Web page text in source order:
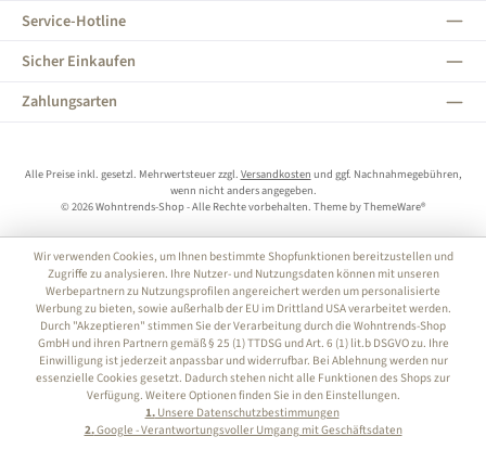
Service-Hotline
Sicher Einkaufen
Zahlungsarten
Alle Preise inkl. gesetzl. Mehrwertsteuer zzgl. Versandkosten und ggf. Nachnahmegebühren,
wenn nicht anders angegeben.
© 2026 Wohntrends-Shop - Alle Rechte vorbehalten. Theme byThemeWare®
Wir verwenden Cookies, um Ihnen bestimmte Shopfunktionen bereitzustellen und
Zugriffe zu analysieren. Ihre Nutzer- und Nutzungsdaten können mit unseren
Werbepartnern zu Nutzungsprofilen angereichert werden um personalisierte
Werbung zu bieten, sowie außerhalb der EU im Drittland USA verarbeitet werden.
Durch "Akzeptieren" stimmen Sie der Verarbeitung durch die Wohntrends-Shop
GmbH und ihren Partnern gemäß § 25 (1) TTDSG und Art. 6 (1) lit.b DSGVO zu. Ihre
Einwilligung ist jederzeit anpassbar und widerrufbar. Bei Ablehnung werden nur
essenzielle Cookies gesetzt. Dadurch stehen nicht alle Funktionen des Shops zur
Verfügung. Weitere Optionen finden Sie in den Einstellungen.
1.Unsere Datenschutzbestimmungen
2.Google - Verantwortungsvoller Umgang mit Geschäftsdaten